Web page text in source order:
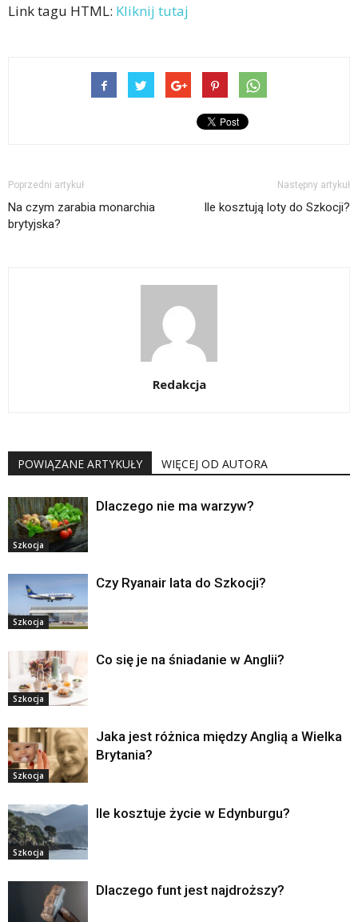
Link tagu HTML: Kliknij tutaj
Poprzedni artykuł
Na czym zarabia monarchia
brytyjska?
Następny artykuł
Ile kosztują loty do Szkocji?
Redakcja
POWIĄZANE ARTYKUŁY WIĘCEJ OD AUTORA
Szkocja
Dlaczego nie ma warzyw?
Szkocja
Czy Ryanair lata do Szkocji?
Szkocja
Co się je na śniadanie w Anglii?
Szkocja
Jaka jest różnica między Anglią a Wielka
Brytania?
Szkocja
Ile kosztuje życie w Edynburgu?
Dlaczego funt jest najdroższy?